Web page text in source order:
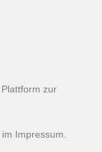
zur
Impressum.